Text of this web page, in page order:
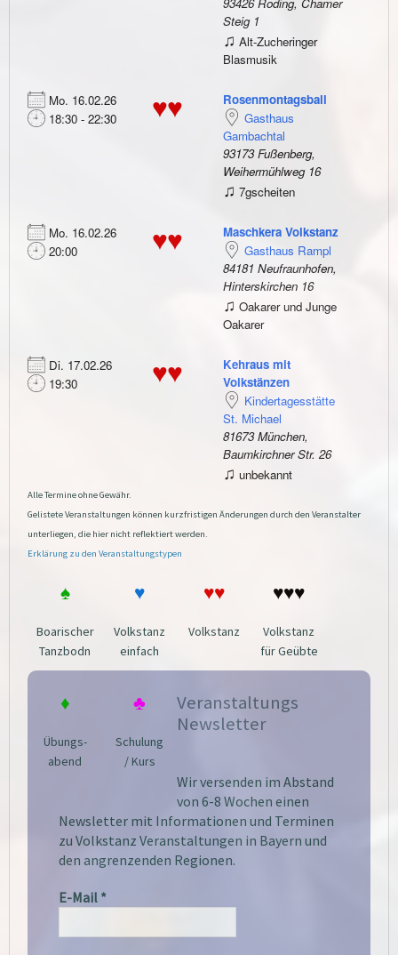
Steig 1
♫ Alt-Zucheringer
Blasmusik
Mo. 16.02.26
18:30 - 22:30
♥♥
Rosenmontagsball
Gasthaus
Gambachtal
93173 Fußenberg,
Weihermühlweg 16
♫ 7gscheiten
Mo. 16.02.26
20:00
♥♥
Maschkera Volkstanz
Gasthaus Rampl
84181 Neufraunhofen,
Hinterskirchen 16
♫ Oakarer und Junge
Oakarer
Di. 17.02.26
19:30
♥♥
Kehraus mit
Volkstänzen
Kindertagesstätte
St. Michael
81673 München,
Baumkirchner Str. 26
♫ unbekannt
Alle Termine ohne Gewähr.
Gelistete Veranstaltungen können kurzfristigen Änderungen durch den Veranstalter
unterliegen, die hier nicht reflektiert werden.
Erklärung zu den Veranstaltungstypen
♠
Boarischer
Tanzbodn
♥
Volkstanz
einfach
♥♥
Volkstanz
♥♥♥
Volkstanz
für Geübte
♦
Übungs-
abend
♣
Schulung
/ Kurs
Veranstaltungs
Newsletter
Wir versenden im Abstand
von 6-8 Wochen einen
Newsletter mit Informationen und Terminen
zu Volkstanz Veranstaltungen in Bayern und
den angrenzenden Regionen.
E-Mail *